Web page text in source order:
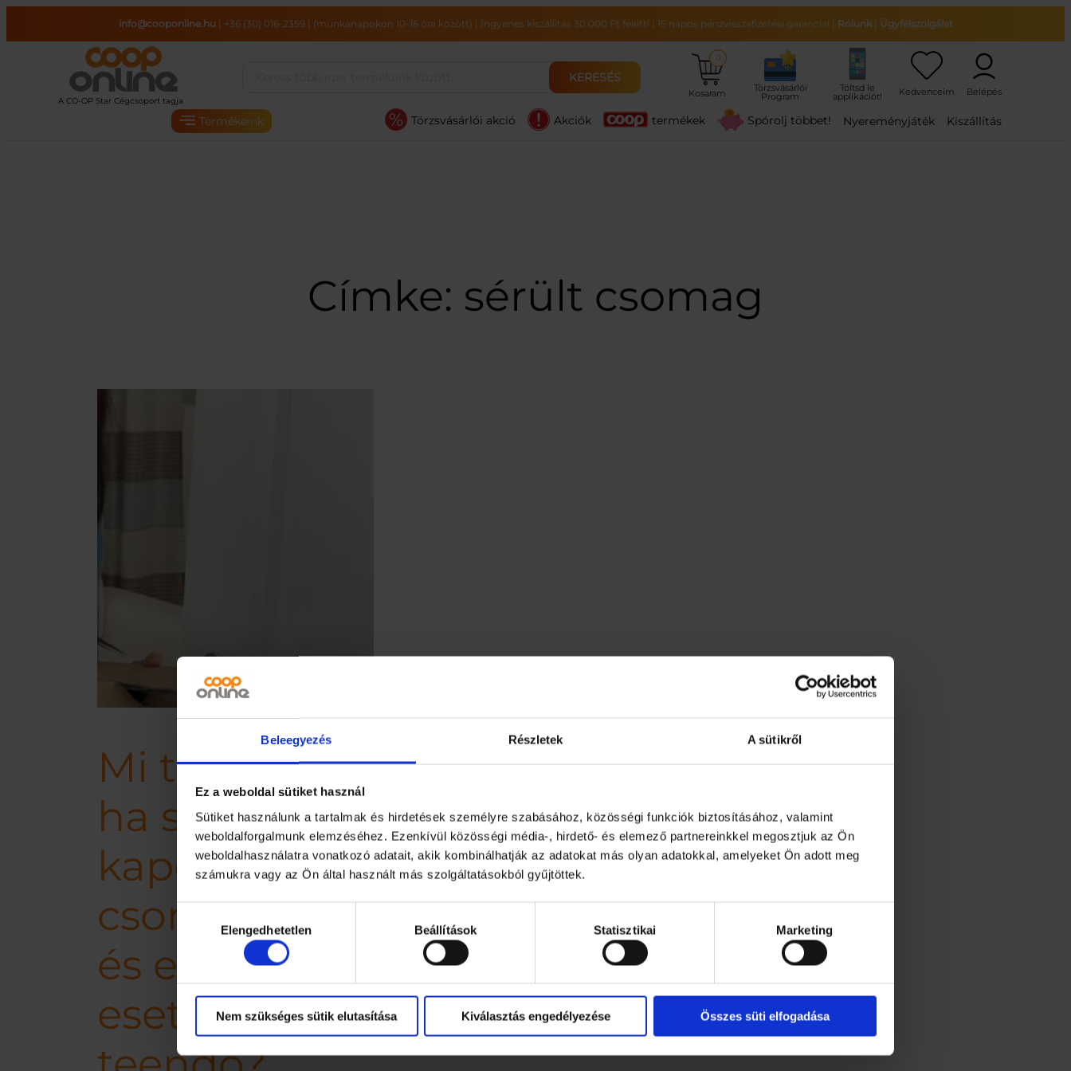
Beleegyezés Részletek A sütikről
Ez a weboldal sütiket használ
Sütiket használunk a tartalmak és hirdetések személyre szabásához, közösségi funkciók biztosításához, valamint
weboldalforgalmunk elemzéséhez. Ezenkívül közösségi média-, hirdető- és elemező partnereinkkel megosztjuk az Ön
weboldalhasználatra vonatkozó adatait, akik kombinálhatják az adatokat más olyan adatokkal, amelyeket Ön adott meg
számukra vagy az Ön által használt más szolgáltatásokból gyűjtöttek.
Hozzájárulás
kiválasztásaElengedhetetlen Beállítások Statisztikai Marketing
Nem szükséges sütik elutasítása Kiválasztás engedélyezése Összes süti elfogadása
tartalomhoz
info@cooponline.hu | +36 (30) 016-2359| (munkanapokon 10-16 óra között) | Ingyenes kiszállítás 30.000 Ft felett! | 15 napos pénzvisszafizetési garancia! | Rólunk| Ügyfélszolgálat
KERESÉS
Kosaram
0
Termékeink Törzsvásárlói akció Akciók termékek Spórolj többet! Nyereményjáték Kiszállítás
Címke: sérült csomag
Mi történik,
ha sérülten
kapod meg a
csomagod,
és ebben az
esetben mi a